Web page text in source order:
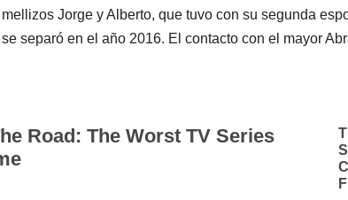
Jorge y Alberto, que tuvo con su segunda
separó en el año 2016. El contacto con el mayor